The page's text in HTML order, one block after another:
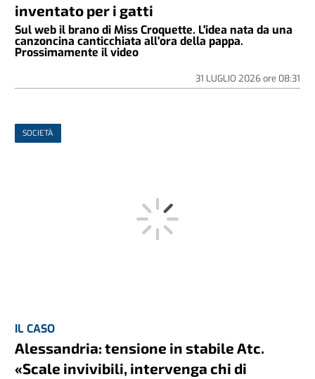
inventato per i gatti
Sul web il brano di Miss Croquette. L'idea nata da una
canzoncina canticchiata all'ora della pappa.
Prossimamente il video
31 LUGLIO 2026ore 08:31
SOCIETÀ
IL CASO
Alessandria: tensione in stabile Atc.
«Scale invivibili, intervenga chi di